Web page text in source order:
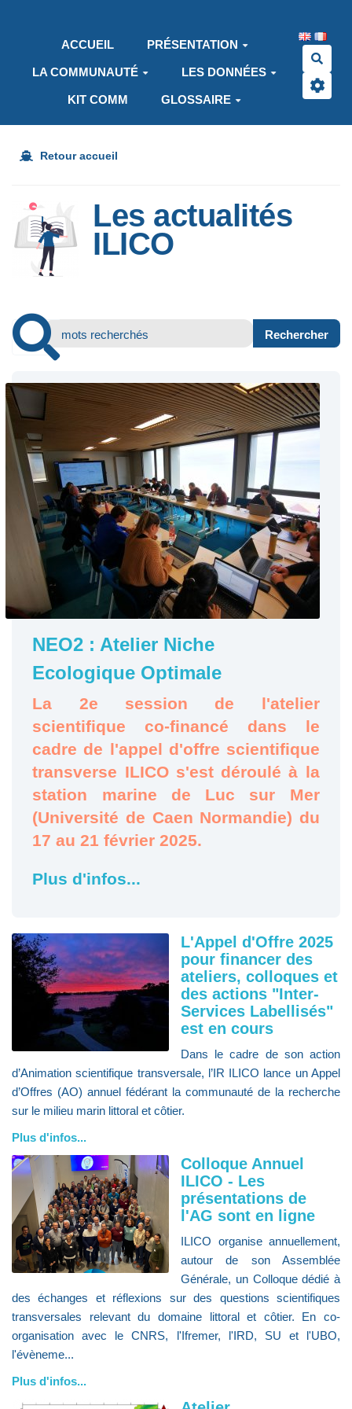
ACCUEIL
PRÉSENTATION
LA COMMUNAUTÉ LES DONNÉES
KIT COMM GLOSSAIRE
Retour accueil
Les actualités
ILICO
NEO2 : Atelier Niche
Ecologique Optimale
La 2e session de l'atelier
scientifique co-financé dans le
cadre de l'appel d'offre scientifique
transverse ILICO s'est déroulé à la
station marine de Luc sur Mer
(Université de Caen Normandie) du
17 au 21 février 2025.
Plus d'infos...
L'Appel d'Offre 2025
pour financer des
ateliers, colloques et
des actions "Inter-
Services Labellisés"
est en cours
Dans le cadre de son action
d’Animation scientifique transversale, l’IR ILICO lance un Appel
d’Offres (AO) annuel fédérant la communauté de la recherche
sur le milieu marin littoral et côtier.
Plus d'infos...
Colloque Annuel
ILICO - Les
présentations de
l'AG sont en ligne
ILICO organise annuellement,
autour de son Assemblée
Générale, un Colloque dédié à
des échanges et réflexions sur des questions scientifiques
transversales relevant du domaine littoral et côtier. En co-
organisation avec le CNRS, l'Ifremer, l'IRD, SU et l'UBO,
l'évèneme...
Plus d'infos...